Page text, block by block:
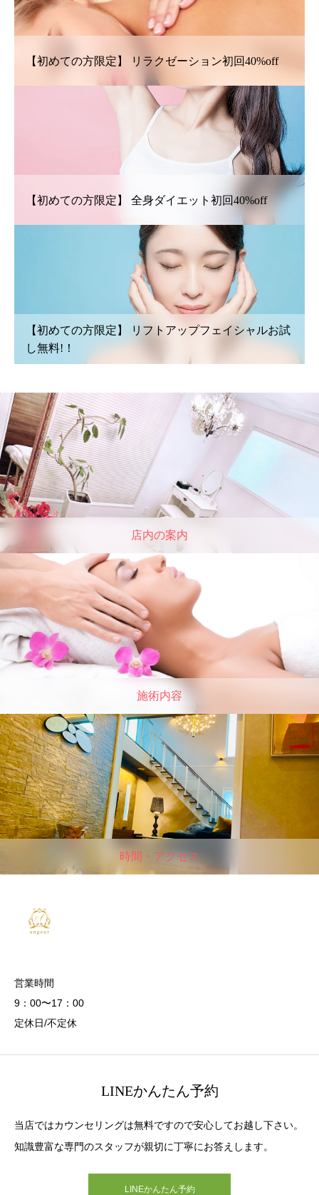
【初めての方限定】 リラクゼーション初回40%off
【初めての方限定】 全身ダイエット初回40%off
【初めての方限定】 リフトアップフェイシャルお試
し無料!！
店内の案内
施術内容
時間・アクセス
営業時間
9：00〜17：00
定休日/不定休
LINEかんたん予約
当店ではカウンセリングは無料ですので安心してお越し下さい。
知識豊富な専門のスタッフが親切に丁寧にお答えします。
LINEかんたん予約